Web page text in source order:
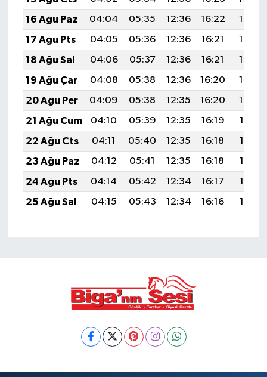
16 Ağu Paz
04:04 05:35 12:36 16:22
19:27
17 Ağu Pts
04:05 05:36 12:36 16:21
19:26
18 Ağu Sal
04:06 05:37 12:36 16:21
19:25
19 Ağu Çar
04:08 05:38 12:36 16:20
19:23
20 Ağu Per
04:09 05:38 12:35 16:20
19:22
21 Ağu Cum
04:10 05:39 12:35 16:19
19:21
22 Ağu Cts
04:11 05:40 12:35 16:18
19:19
23 Ağu Paz
04:12 05:41 12:35 16:18
19:18
24 Ağu Pts
04:14 05:42 12:34 16:17
19:17
25 Ağu Sal
04:15 05:43 12:34 16:16 19:15